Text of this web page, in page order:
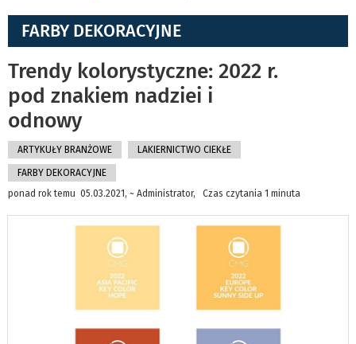
FARBY DEKORACYJNE
Trendy kolorystyczne: 2022 r.
pod znakiem nadziei i
odnowy
ARTYKUŁY BRANŻOWE LAKIERNICTWO CIEKŁE
FARBY DEKORACYJNE
ponad rok temu 05.03.2021, ~ Administrator, Czas czytania 1 minuta